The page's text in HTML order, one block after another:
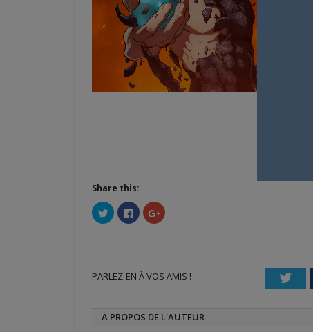
Lire
Share this:
Cliquez
pour
partager
fenêtre)
Cliquez
pour
partager
fenêtre)
Cliquez
pour
nouvelle
PARLEZ-EN À VOS AMIS !
A PROPOS DE L'AUTEUR